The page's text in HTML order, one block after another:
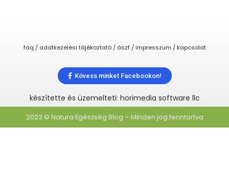
faq / adatkezelési tájékoztató / ászf / impresszum / kapcsolat
Kövess minket Facebookon!
készítette és üzemelteti: horimedia software llc
2023 © Natura Egészség Blog – Minden jog fenntartva